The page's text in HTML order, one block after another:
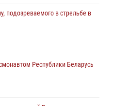
подозреваемого в стрельбе в
Республики Беларусь